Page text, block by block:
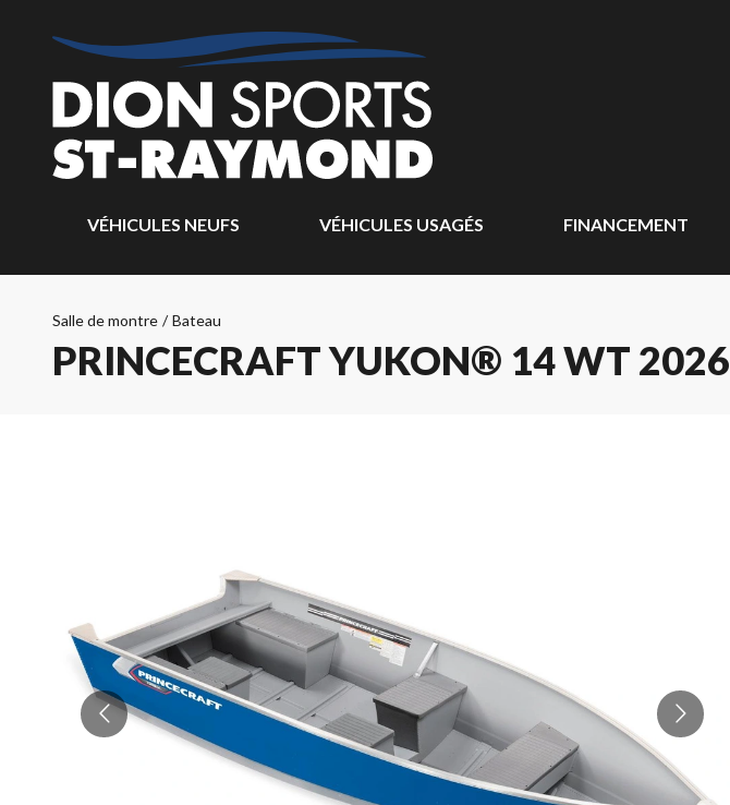
VÉHICULES NEUFS VÉHICULES USAGÉS FINANCEMENT
Salle de montre / Bateau
PRINCECRAFT YUKON® 14 WT 2026